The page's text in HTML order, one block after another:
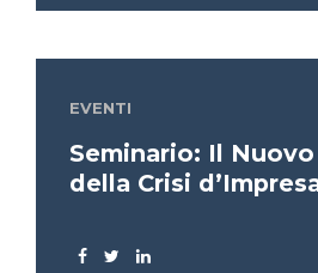
EVENTI
Seminario: Il
della Crisi